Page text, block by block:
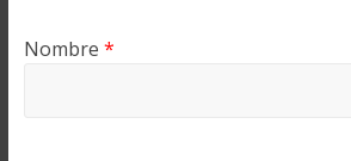
Nombre *